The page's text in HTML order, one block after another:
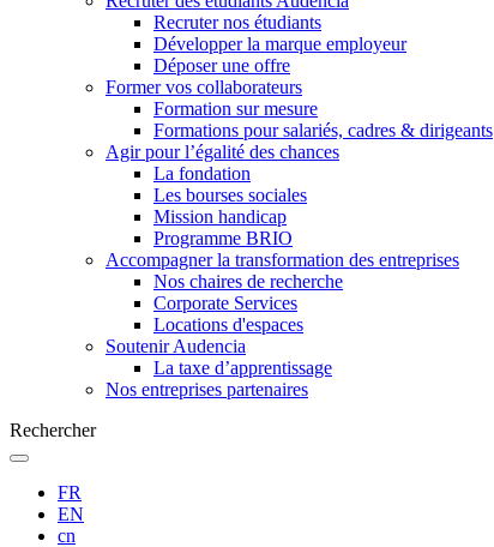
Recruter nos étudiants
Développer la marque employeur
Déposer une offre
Former vos collaborateurs
Formation sur mesure
Formations pour salariés, cadres & dirigeants
Agir pour l’égalité des chances
La fondation
Les bourses sociales
Mission handicap
Programme BRIO
Accompagner la transformation des entreprises
Nos chaires de recherche
Corporate Services
Locations d'espaces
Soutenir Audencia
La taxe d’apprentissage
Nos entreprises partenaires
Rechercher
FR
EN
cn